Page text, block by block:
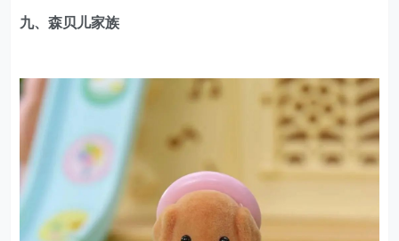
九、森贝儿家族